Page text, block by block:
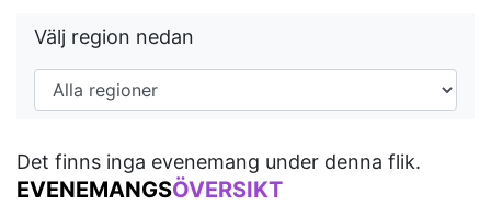
Välj region nedan
Det finns inga evenemang under denna flik.
EVENEMANGSÖVERSIKT